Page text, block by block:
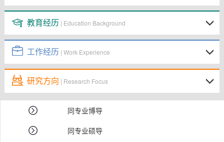
教育经历 | Education Background
工作经历 | Work Experience
研究方向 | Research Focus
同专业博导
同专业硕导